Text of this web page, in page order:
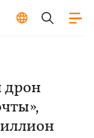
дрон